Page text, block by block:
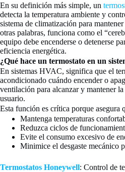
En su definición más simple, un
detecta la temperatura ambiente y
sistema de climatización para
otras palabras, funciona como el
equipo debe encenderse o detenerse
eficiencia energética.
¿Qué hace un termostato en un
En sistemas HVAC, significa que el
acondicionado cuándo encender o
ventilación para alcanzar y mantener
usuario.
Esta función es crítica porque asegura
Mantenga temperaturas
Reduzca ciclos de
Evite el consumo excesivo de
Minimice el desgaste mecánico
Termostatos Honeywell: Control de